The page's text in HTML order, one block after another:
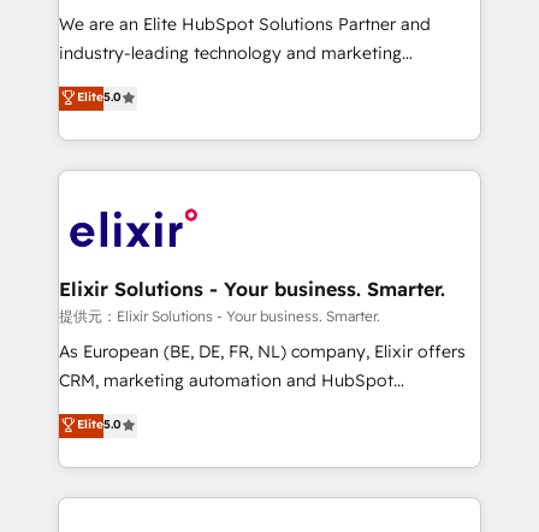
workflows; audit-ready reporting ⚖️ Legal: client
intake; pipeline and document workflows 🛒 E-
revenue automation 🏢 Real Estate: deal pipelines;
portfolio and lifecycle management 🏭
HIPAA-aware; CASL-compliant; GDPR-ready
implementations where required 💡 Why 500+
built to scale.
We are an Elite HubSpot Solutions Partner and
industry-leading technology and marketing
consultancy. Our focus is on enterprise and mid-
market B2B companies globally that want a strategic
approach to execute their goals through creative
applications of our solutions; Technical HubSpot
Design, Migrations + Integrations. Mole Street’s
greatness, which is achieved through creating
absolute clarity, derived from a well-defined
strategy, executed well, and reported on with clear
results. The culture is driven by core values; Joy, Grit,
Mindedness, and Clarity. We are driven to win for the
collective good of the company and its clientele, and
Elite5.0
Elixir Solutions - Your business. Smarter.
提供元：Elixir Solutions - Your business. Smarter.
As European (BE, DE, FR, NL) company, Elixir offers
CRM, marketing automation and HubSpot
integration products and services to mid-market
and enterprise customers. We ensure that your sales,
service and marketing department operates in the
most effective way, while at the same time
Elite5.0